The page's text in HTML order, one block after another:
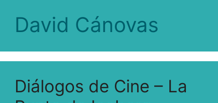
David Cánovas
Diálogos de Cine – La